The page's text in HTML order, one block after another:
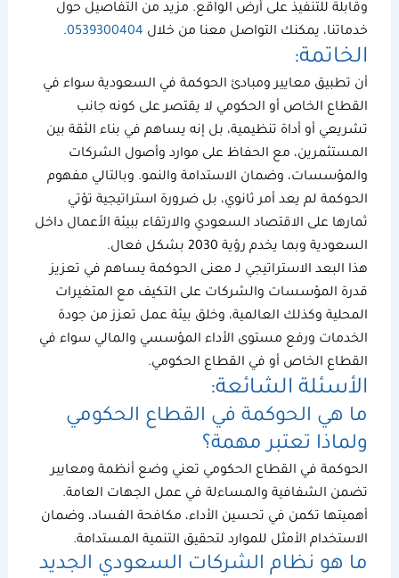
وقابلة للتنفيذ على أرض الواقع. مزيد من التفاصيل حول
خدماتنا، يمكنك التواصل معنا من خلال 0539300404
.
الخاتمة:
أن تطبيق معايير ومبادئ الحوكمة في السعوديةسواء في
القطاع الخاص أو الحكومي لا يقتصر على كونه جانب
تشريعي أو أداة تنظيمية، بل إنه يساهم في بناء الثقة بين
المستثمرين، مع الحفاظ على موارد وأصول الشركات
والمؤسسات، وضمان الاستدامة والنمو. وبالتالي مفهوم
الحوكمةلم يعد أمر ثانوي، بل ضرورة استراتيجية تؤتي
ثمارها على الاقتصاد السعودي والارتقاء ببيئة الأعمال داخل
السعودية وبما يخدم رؤية 2030 بشكل فعال.
هذا البعد الاستراتيجي لـ معنى الحوكمةيساهم في تعزيز
قدرة المؤسسات والشركات على التكيف مع المتغيرات
المحلية وكذلك العالمية، وخلق بيئة عمل تعزز من جودة
الخدمات ورفع مستوى الأداء المؤسسي والمالي سواء في
القطاع الخاص أو في القطاع الحكومي.
الأسئلة الشائعة:
ما هي الحوكمة في القطاع الحكومي
ولماذا تعتبر مهمة؟
الحوكمة في القطاع الحكومي تعني وضع أنظمة ومعايير
تضمن الشفافية والمساءلة في عمل الجهات العامة.
أهميتها تكمن في تحسين الأداء، مكافحة الفساد، وضمان
الاستخدام الأمثل للموارد لتحقيق التنمية المستدامة.
ما هو نظام الشركات السعودي الجديد